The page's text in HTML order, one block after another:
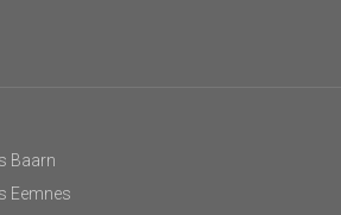
Baarn
Eemnes